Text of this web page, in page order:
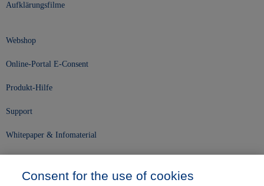
Aufklärungsfilme
Webshop
Online-Portal E-Consent
Produkt-Hilfe
Support
Whitepaper & Infomaterial
Consent for the use of cookies